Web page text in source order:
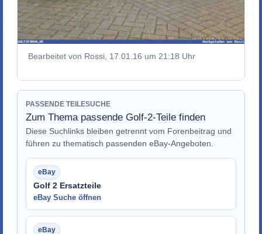
Bearbeitet von Rossi, 17.01.16 um 21:18 Uhr
PASSENDE TEILESUCHE
Zum Thema passende Golf-2-Teile finden
Diese Suchlinks bleiben getrennt vom Forenbeitrag und
führen zu thematisch passenden eBay-Angeboten.
Golf 2 Ersatzteile
eBay Suche öffnen